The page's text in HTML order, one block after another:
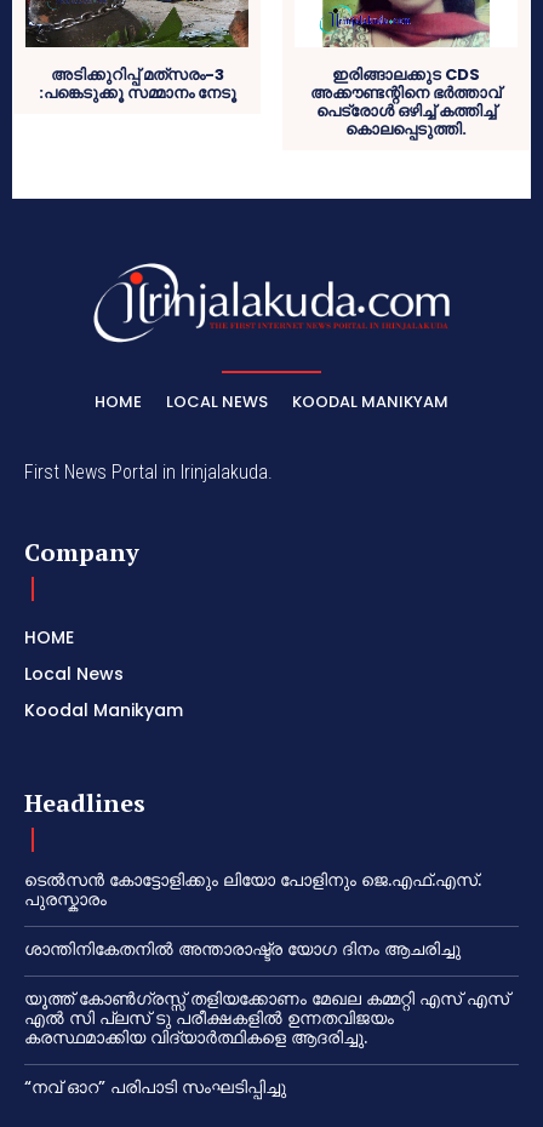
അടിക്കുറിപ്പ് മത്‌സരം-3
:പങ്കെടുക്കൂ സമ്മാനം നേടൂ
ഇരിങ്ങാലക്കുട CDS
അക്കൗണ്ടന്റിനെ ഭർത്താവ്
പെട്രോൾ ഒഴിച്ച് കത്തിച്ച്
കൊലപ്പെടുത്തി.
HOME LOCAL NEWS KOODAL MANIKYAM
First News Portal in Irinjalakuda.
Company
HOME
Local News
Koodal Manikyam
Headlines
ടെൽസൻ കോട്ടോളിക്കും ലിയോ പോളിനും ജെ.എഫ്.എസ്.
പുരസ്കാരം
ശാന്തിനികേതനിൽ അന്താരാഷ്ട്ര യോഗ ദിനം ആചരിച്ചു
യൂത്ത് കോൺഗ്രസ്സ് തളിയക്കോണം മേഖല കമ്മറ്റി എസ് എസ്
എൽ സി പ്ലസ് ടു പരീക്ഷകളിൽ ഉന്നതവിജയം
കരസ്ഥമാക്കിയ വിദ്യാർത്ഥികളെ ആദരിച്ചു.
“നവ് ഓറ” പരിപാടി സംഘടിപ്പിച്ചു